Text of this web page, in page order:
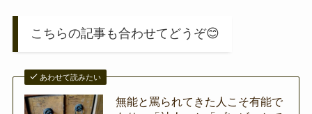
こちらの記事も合わせてどうぞ😊
あわせて読みたい
無能と罵られてきた人こそ有能で